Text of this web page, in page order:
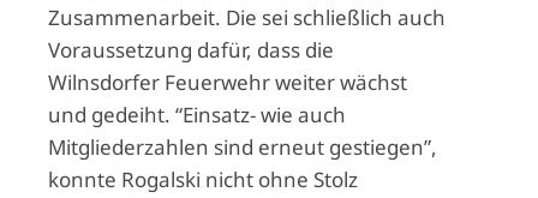
Zusammenarbeit. Die sei schließlich auch
Voraussetzung dafür, dass die
Wilnsdorfer Feuerwehr weiter wächst
und gedeiht. “Einsatz- wie auch
Mitgliederzahlen sind erneut gestiegen”,
konnte Rogalski nicht ohne Stolz